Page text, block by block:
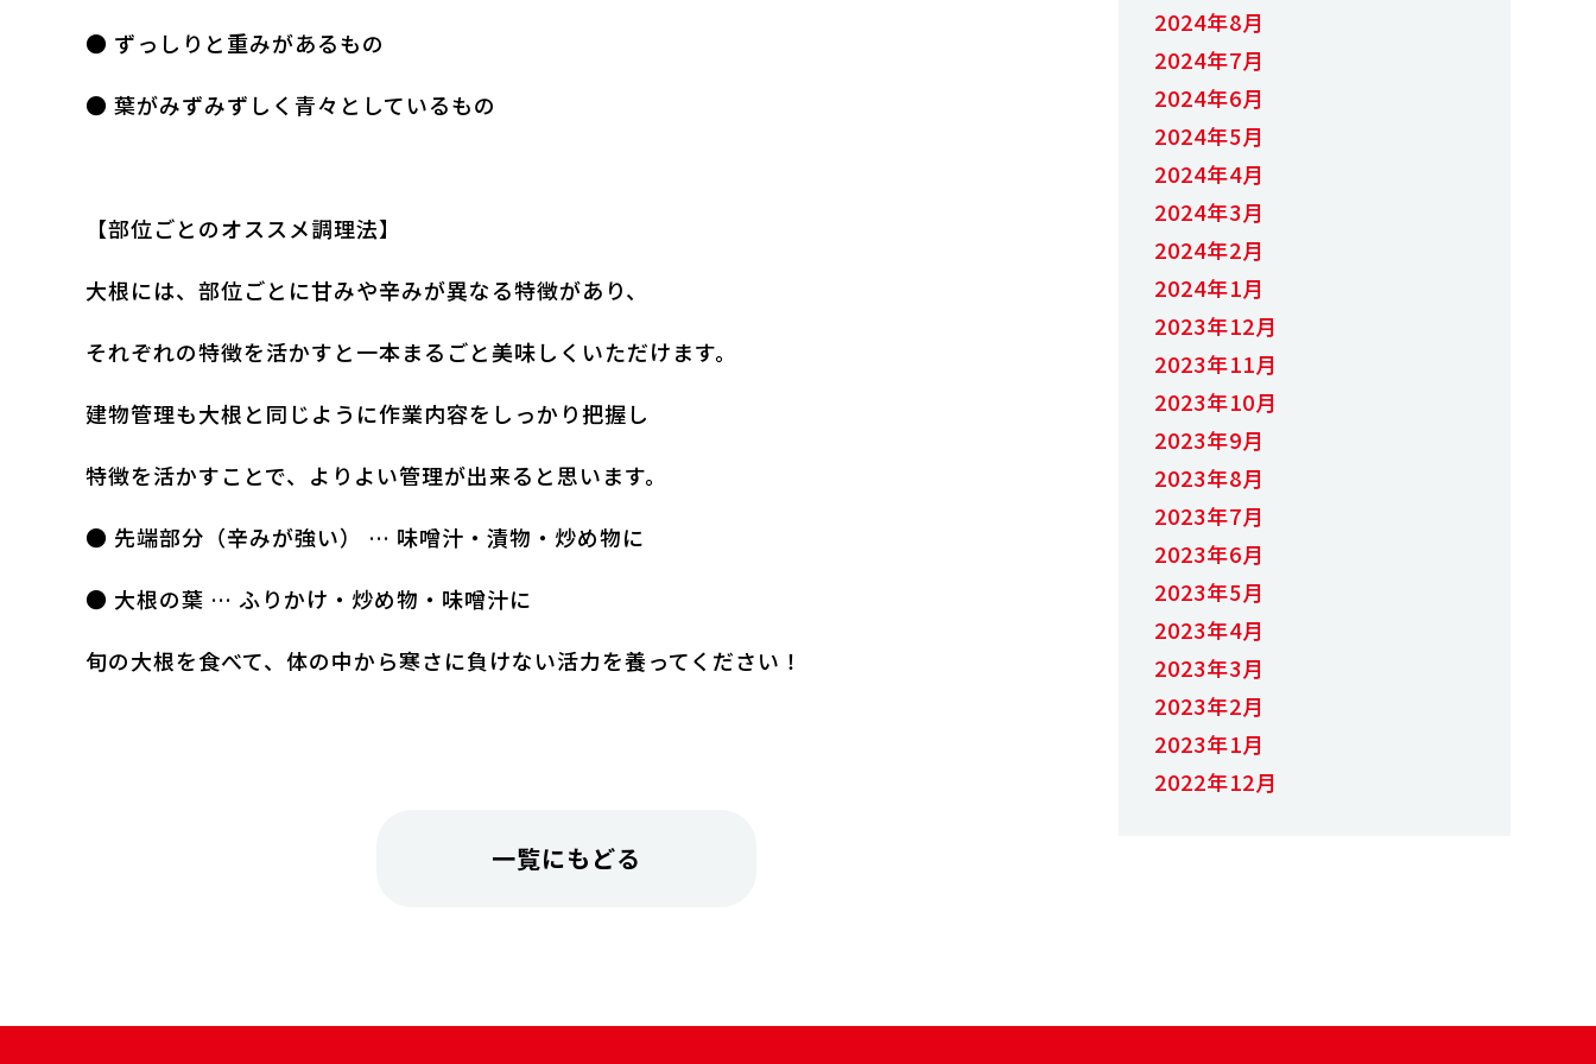
● ずっしりと重みがあるもの
● 葉がみずみずしく青々としているもの
【部位ごとのオススメ調理法】
大根には、部位ごとに甘みや辛みが異なる特徴があり、
それぞれの特徴を活かすと一本まるごと美味しくいただけます。
建物管理も大根と同じように作業内容をしっかり把握し
特徴を活かすことで、よりよい管理が出来ると思います。
● 先端部分（辛みが強い） … 味噌汁・漬物・炒め物に
● 大根の葉 … ふりかけ・炒め物・味噌汁に
旬の大根を食べて、体の中から寒さに負けない活力を養ってください！
一覧にもどる
2024年8月
2024年7月
2024年6月
2024年5月
2024年4月
2024年3月
2024年2月
2024年1月
2023年12月
2023年11月
2023年10月
2023年9月
2023年8月
2023年7月
2023年6月
2023年5月
2023年4月
2023年3月
2023年2月
2023年1月
2022年12月